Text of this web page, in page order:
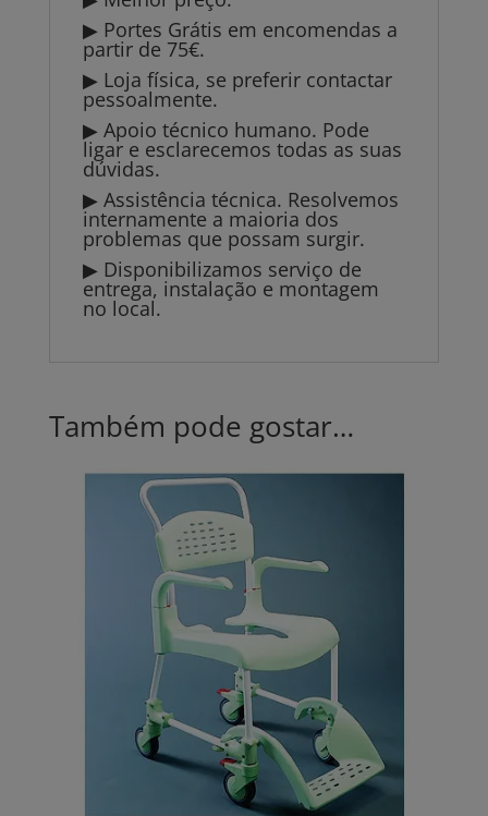
▶ Portes Grátis em encomendas a
partir de 75€.
▶ Loja física, se preferir contactar
pessoalmente.
▶ Apoio técnico humano. Pode
ligar e esclarecemos todas as suas
dúvidas.
▶ Assistência técnica. Resolvemos
internamente a maioria dos
problemas que possam surgir.
▶ Disponibilizamos serviço de
entrega, instalação e montagem
no local.
Também pode gostar…